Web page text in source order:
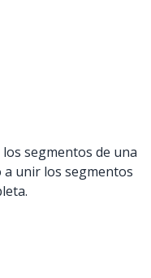
segmentos de una
a unir los segmentos